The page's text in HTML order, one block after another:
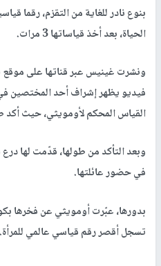
بنوع نادر للغاية من التقزم، رقما
الحياة، بعد أخذ قياساتها 3 مرات.
ونشرت غينيس عبر قناتها على موقع
فيديو يظهر إشراف أحد المختصين
القياس المحكم لأومويثي، حيث أكد
وبعد التأكد من طولها، قدّمت لها
في حضور عائلتها.
بدورها، عبّرت أومويثي عن فخرها
تسجل أقصر رقم قياسي عالمي للمرأة.